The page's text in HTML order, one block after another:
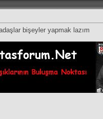
bişeyler yapmak lazım